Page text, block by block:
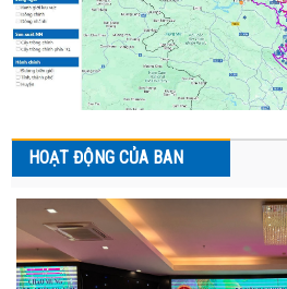
HOẠT ĐỘNG CỦA BAN